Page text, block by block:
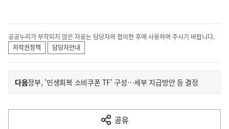
공공누리가 부착되지 않은 자료는 담당자와 협의한 후에 사용하여 주시기 바랍니다.
저작권정책
담당자안내
이
전
다
다음기
사
정부, '민생회복 소비쿠폰 TF' 구성…세부 지급방안 등 결정
공유
열